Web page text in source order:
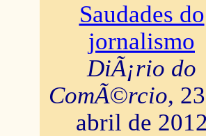
Saudades do
jornalismo
DiÃ¡rio do
ComÃ©rcio,
abril de 2012